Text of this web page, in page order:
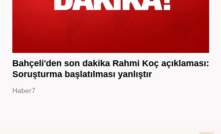
Bahçeli'den son dakika Rahmi Koç açıklaması:
Soruşturma başlatılması yanlıştır
Haber7